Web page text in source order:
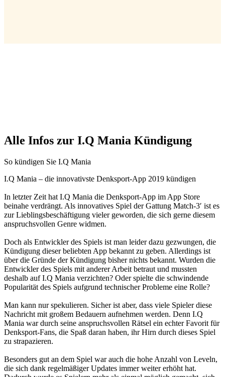
Alle Infos zur I.Q Mania Kündigung
So kündigen Sie I.Q Mania
I.Q Mania – die innovativste Denksport-App 2019 kündigen
In letzter Zeit hat I.Q Mania die Denksport-App im App Store
beinahe verdrängt. Als innovatives Spiel der Gattung Match-3′ ist es
zur Lieblingsbeschäftigung vieler geworden, die sich gerne diesem
anspruchsvollen Genre widmen.
Doch als Entwickler des Spiels ist man leider dazu gezwungen, die
Kündigung dieser beliebten App bekannt zu geben. Allerdings ist
über die Gründe der Kündigung bisher nichts bekannt. Wurden die
Entwickler des Spiels mit anderer Arbeit betraut und mussten
deshalb auf I.Q Mania verzichten? Oder spielte die schwindende
Popularität des Spiels aufgrund technischer Probleme eine Rolle?
Man kann nur spekulieren. Sicher ist aber, dass viele Spieler diese
Nachricht mit großem Bedauern aufnehmen werden. Denn I.Q
Mania war durch seine anspruchsvollen Rätsel ein echter Favorit für
Denksport-Fans, die Spaß daran haben, ihr Hirn durch dieses Spiel
zu strapazieren.
Besonders gut an dem Spiel war auch die hohe Anzahl von Leveln,
die sich dank regelmäßiger Updates immer weiter erhöht hat.